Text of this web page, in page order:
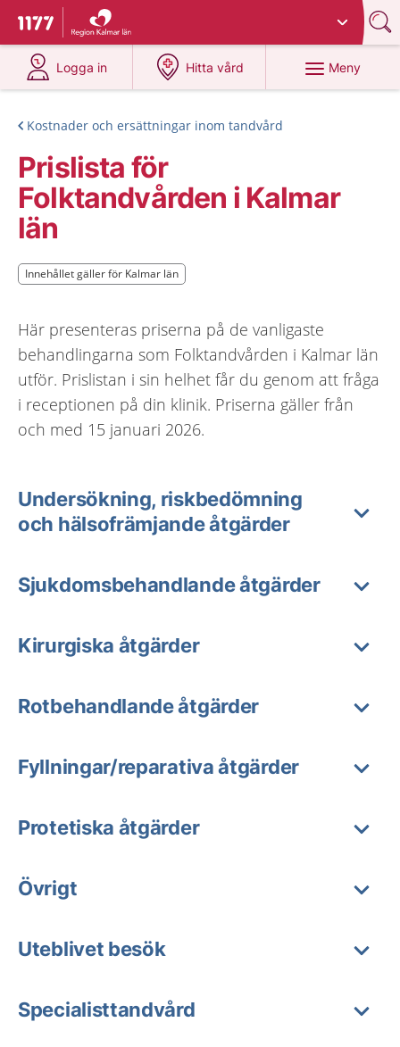
Till startsidan för 1177
Du har valt region
Logga in
på 1177.se
Hitta vård
på 1177.se
Meny
Kostnader och ersättningar inom tandvård
Prislista för
Folktandvården i Kalmar
län
Innehållet gäller för Kalmar län
Innehållet gäller för Kalmar län
Här presenteras priserna på de vanligaste
behandlingarna som Folktandvården i Kalmar län
utför. Prislistan i sin helhet får du genom att fråga
i receptionen på din klinik. Priserna gäller från
och med 15 januari 2026.
Undersökning, riskbedömning
och hälsofrämjande åtgärder
Sjukdomsbehandlande åtgärder
Kirurgiska åtgärder
Rotbehandlande åtgärder
Fyllningar/reparativa åtgärder
Protetiska åtgärder
Övrigt
Uteblivet besök
Specialisttandvård